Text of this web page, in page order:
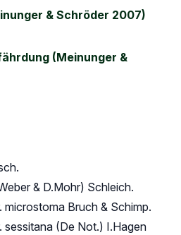
& Schröder 2007)
(Meinunger &
& D.Mohr) Schleich.
microstoma Bruch & Schimp.
sessitana (De Not.) I.Hagen